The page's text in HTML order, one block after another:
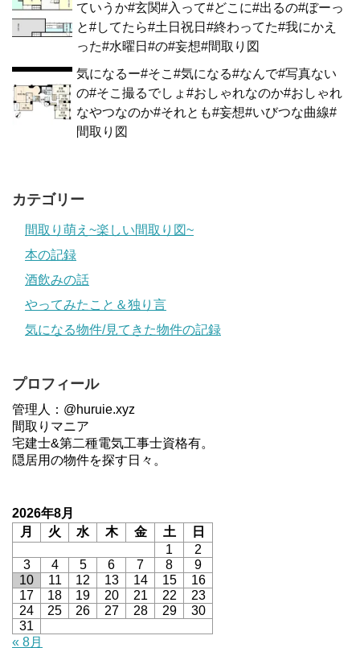
ていうか#玄関#入って#どこに#出るの#ぼーっ
と#してたら#土日祝日#終わってた#我にかえ
った#水曜日#の#妄想#間取り図
気になるー#そこ#気になる#なんで#写真ない
の#そこ撮るでしょ#おしゃれなのか#おしゃれ
なやつなのか#それとも#妄想#いびつな曲線#
間取り図
カテゴリー
間取り萌え~楽しい間取り図~
本の記録
酒飲みの話
やってみたこと＆独り言
気になる物件/見てきた物件の記録
プロフィール
管理人：@huruie.xyz
間取りマニア
宅建士&第二種電気工事士資格有。
隠居用の物件を探す日々。
2026年8月
月
火 水 木 金 土
日
1
2
3
4 5 6 7 8
9
10
11 12 13 14 15
16
17
18 19 20 21 22
23
24
25 26 27 28 29
30
31
« 8月